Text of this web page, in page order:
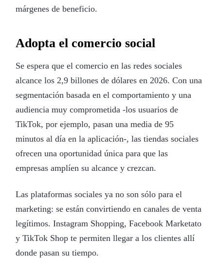
márgenes de beneficio.
Adopta el comercio social
Se espera que el comercio en las redes sociales
alcance los 2,9 billones de dólares en 2026. Con una
segmentación basada en el comportamiento y una
audiencia muy comprometida -los usuarios de
TikTok, por ejemplo, pasan una media de 95
minutos al día en la aplicación-, las tiendas sociales
ofrecen una oportunidad única para que las
empresas amplíen su alcance y crezcan.
Las plataformas sociales ya no son sólo para el
marketing: se están convirtiendo en canales de venta
legítimos. Instagram Shopping, Facebook Marketato
y TikTok Shop te permiten llegar a los clientes allí
donde pasan su tiempo.